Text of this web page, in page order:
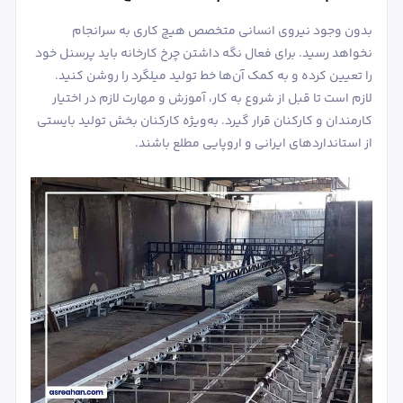
بدون وجود نیروی انسانی متخصص هیچ کاری به سرانجام
نخواهد رسید. برای فعال نگه داشتن چرخ کارخانه باید پرسنل خود
را تعیین کرده و به کمک ‌آن‌ها خط تولید میلگرد را روشن کنید.
لازم است تا قبل از شروع به کار، آموزش و مهارت لازم در اختیار
کارمندان و کارکنان قرار گیرد. به‌ویژه کارکنان بخش تولید بایستی
از استانداردهای ایرانی و اروپایی مطلع باشند.